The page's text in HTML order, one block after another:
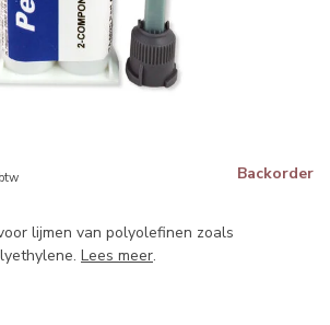
Backorder
lijmen van polyolefinen zoals
Lees meer.